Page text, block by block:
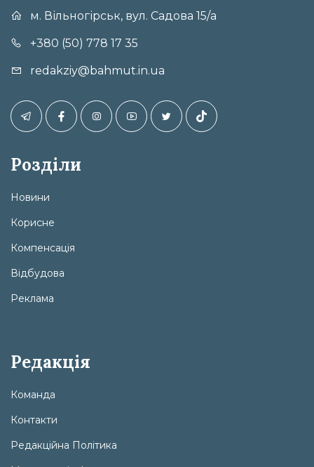
м. Вільногірськ, вул. Садова 15/а
+380 (50) 778 17 35
redakziy@bahmut.in.ua
Розділи
Новини
Корисне
Компенсація
Відбудова
Реклама
Редакція
Команда
Контакти
Редакційна Політика